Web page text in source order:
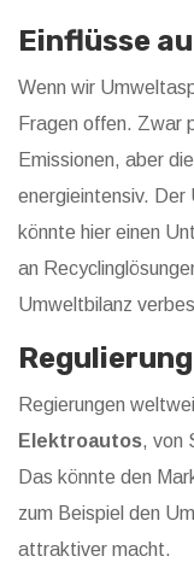
Einflüsse
Wenn wir
Fragen offen. Zwar
Emissionen, aber
energieintensiv. Der
könnte hier einen
an
Umweltbilanz
Regierungen
Elektroautos, von
Das könnte den
zum Beispiel den
attraktiver macht.